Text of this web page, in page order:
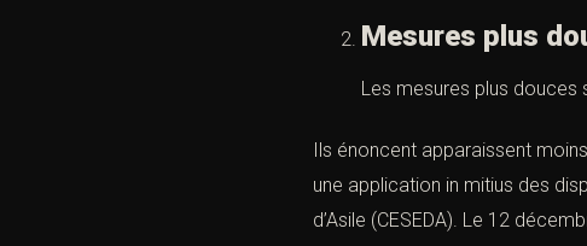
Mesures plus
Les mesures plus douces
Ils énoncent apparaissent
une application in mitius des
d’Asile (CESEDA). Le 12